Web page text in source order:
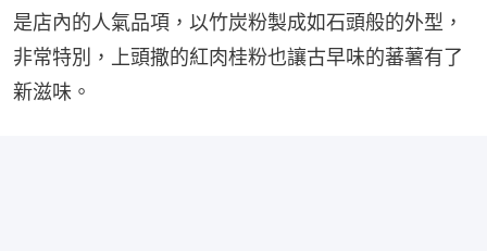
是店內的人氣品項，以竹炭粉製成如石頭般的外型，
非常特別，上頭撒的紅肉桂粉也讓古早味的蕃薯有了
新滋味。